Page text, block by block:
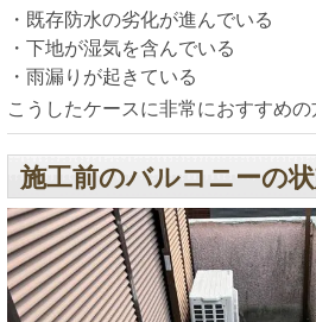
・既存防水の劣化が進んでいる
・下地が湿気を含んでいる
・雨漏りが起きている
こうしたケースに非常におすすめの
施工前のバルコニーの